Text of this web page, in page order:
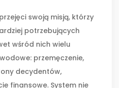
swoją misją, którzy
potrzebujących
wśród nich wielu
przemęczenie,
decydentów,
finansowe. System nie